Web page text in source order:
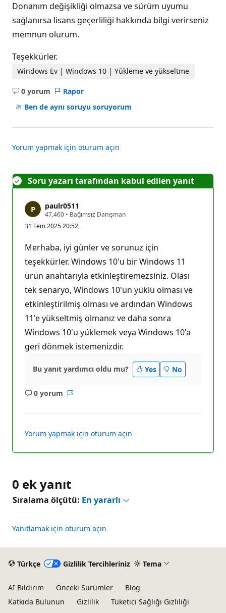
Donanım değişikliği olmazsa ve sürüm uyumu
sağlanırsa lisans geçerliliği hakkında bilgi verirseniz
memnun olurum.
Teşekkürler.
Windows Ev | Windows 10 | Yükleme ve yükseltme
0 yorum
Açıklama
yok
Rapor
Ben de aynı soruyu soruyorum
Yorum yapmak için oturum açın
Soru yazarı tarafından kabul edilen yanıt
paulr0511
47,460 S
y
ı
n
l
ı
k
u
n
• Bağımsız Danışman
31 Tem 2025 20:52
Merhaba, iyi günler ve sorunuz için
teşekkürler. Windows 10'u bir Windows 11
ürün anahtarıyla etkinleştiremezsiniz. Olası
tek senaryo, Windows 10'un yüklü olması ve
etkinleştirilmiş olması ve ardından Windows
11'e yükseltmiş olmanız ve daha sonra
Windows 10'u yüklemek veya Windows 10'a
geri dönmek istemenizdir.
Bu yanıt yardımcı oldu mu? Yes No
0 yorum
Açıklama
Yorum yapmak için oturum açın
0 ek yanıt
Sıralama ölçütü: En yararlı
Yanıtlamak için oturum açın
Türkçe Gizlilik Tercihleriniz Tema
AI Bildirim Önceki Sürümler
Blog
Katkıda Bulunun
Gizlilik
Tüketici Sağlığı Gizliliği